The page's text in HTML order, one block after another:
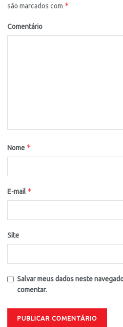
são marcados com *
Comentário
Nome *
E-mail *
Site
Salvar meus dados neste
comentar.